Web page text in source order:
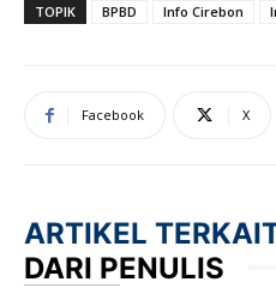
TOPIK BPBD Info Cirebon
Facebook X
ARTIKEL
DARI PENULIS